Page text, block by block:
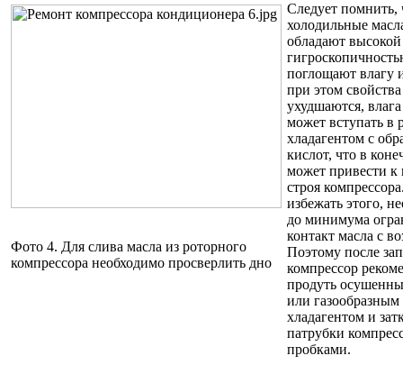
Фото 4. Для слива масла из роторного
компрессора необходимо просверлить дно
Следует помнить,
холодильные
обладают высокой
поглощают влагу
при этом
ухудшаются,
может вступать в
хладагентом с
кислот, что в
может привести к
строя
избежать этого,
до минимума
контакт масла с
Поэтому после
компрессор
продуть
или газообразным
хладагентом и
патрубки
пробками.